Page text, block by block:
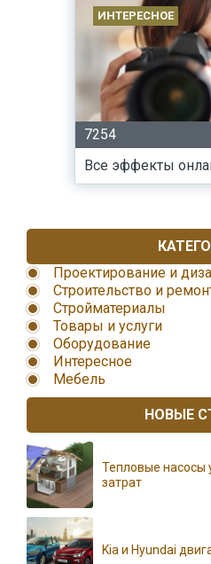
ИНТЕРЕСНОЕ
7254
Все эффекты
Проектирование и
Строительство и
Стройматериалы
Товары и услуги
Оборудование
Интересное
Мебель
НОВЫЕ
Тепловые насосы
затрат
Kia и Hyundai